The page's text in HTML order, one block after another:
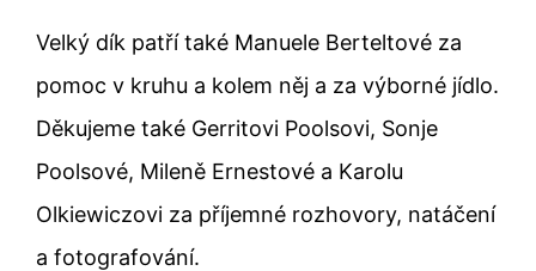
Velký dík patří také Manuele Berteltové za
pomoc v kruhu a kolem něj a za výborné jídlo.
Děkujeme také Gerritovi Poolsovi, Sonje
Poolsové, Mileně Ernestové a Karolu
Olkiewiczovi za příjemné rozhovory, natáčení
a fotografování.